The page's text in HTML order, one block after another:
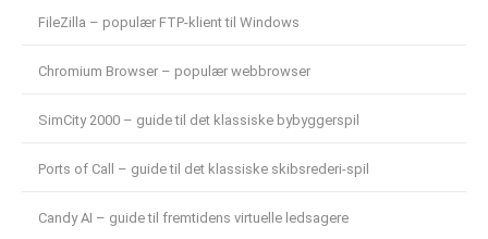
FileZilla – populær FTP-klient til Windows
Chromium Browser – populær webbrowser
SimCity 2000 – guide til det klassiske bybyggerspil
Ports of Call – guide til det klassiske skibsrederi-spil
Candy AI – guide til fremtidens virtuelle ledsagere